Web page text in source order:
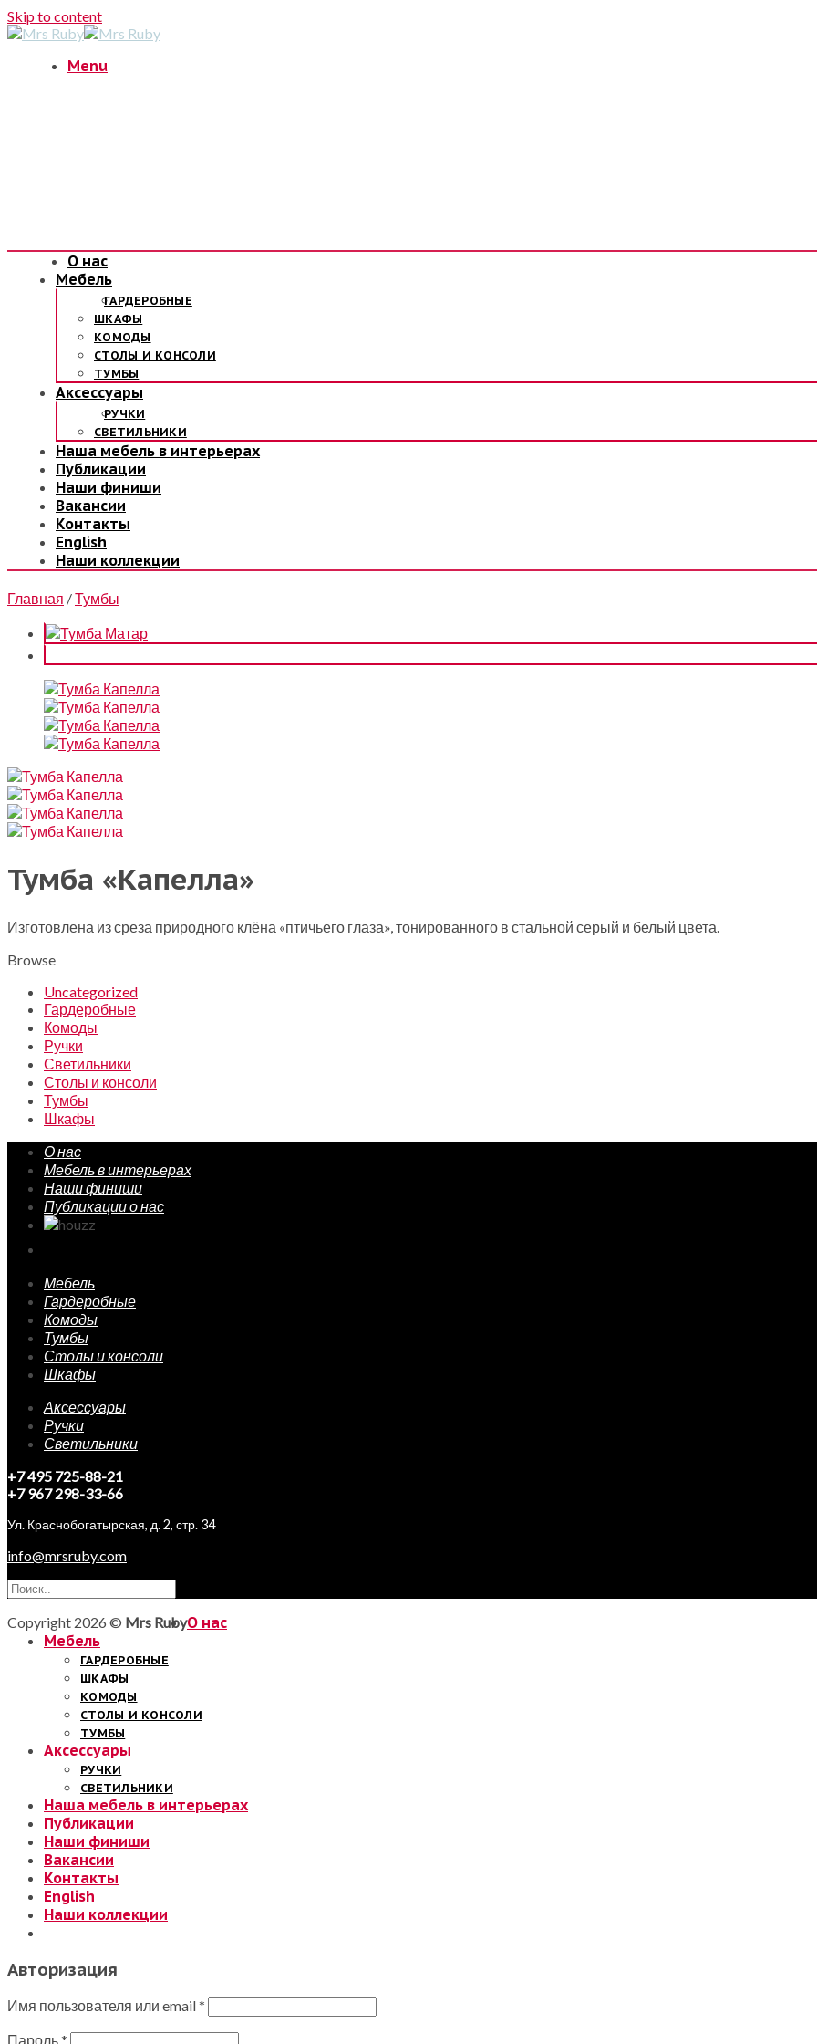
Skip to content
Menu
О нас
Мебель
ГАРДЕРОБНЫЕ
ШКАФЫ
КОМОДЫ
СТОЛЫ И КОНСОЛИ
ТУМБЫ
Аксессуары
РУЧКИ
СВЕТИЛЬНИКИ
Наша мебель в интерьерах
Публикации
Наши финиши
Вакансии
Контакты
English
Наши коллекции
Главная /Тумбы
Тумба «Капелла»
Изготовлена из среза природного клёна «птичьего глаза», тонированного в стальной серый и белый цвета.
Browse
Uncategorized
Гардеробные
Комоды
Ручки
Светильники
Столы и консоли
Тумбы
Шкафы
О нас
Мебель в интерьерах
Наши финиши
Публикации о нас
Мебель
Гардеробные
Комоды
Тумбы
Столы и консоли
Шкафы
Аксессуары
Ручки
Светильники
+7 495 725-88-21
+7 967 298-33-66
Ул. Краснобогатырская, д. 2, стр. 34
info@mrsruby.com
Copyright 2026 © Mrs RubyО нас
Мебель
ГАРДЕРОБНЫЕ
ШКАФЫ
КОМОДЫ
СТОЛЫ И КОНСОЛИ
ТУМБЫ
Аксессуары
РУЧКИ
СВЕТИЛЬНИКИ
Наша мебель в интерьерах
Публикации
Наши финиши
Вакансии
Контакты
English
Наши коллекции
Авторизация
Имя пользователя или email*
Пароль*